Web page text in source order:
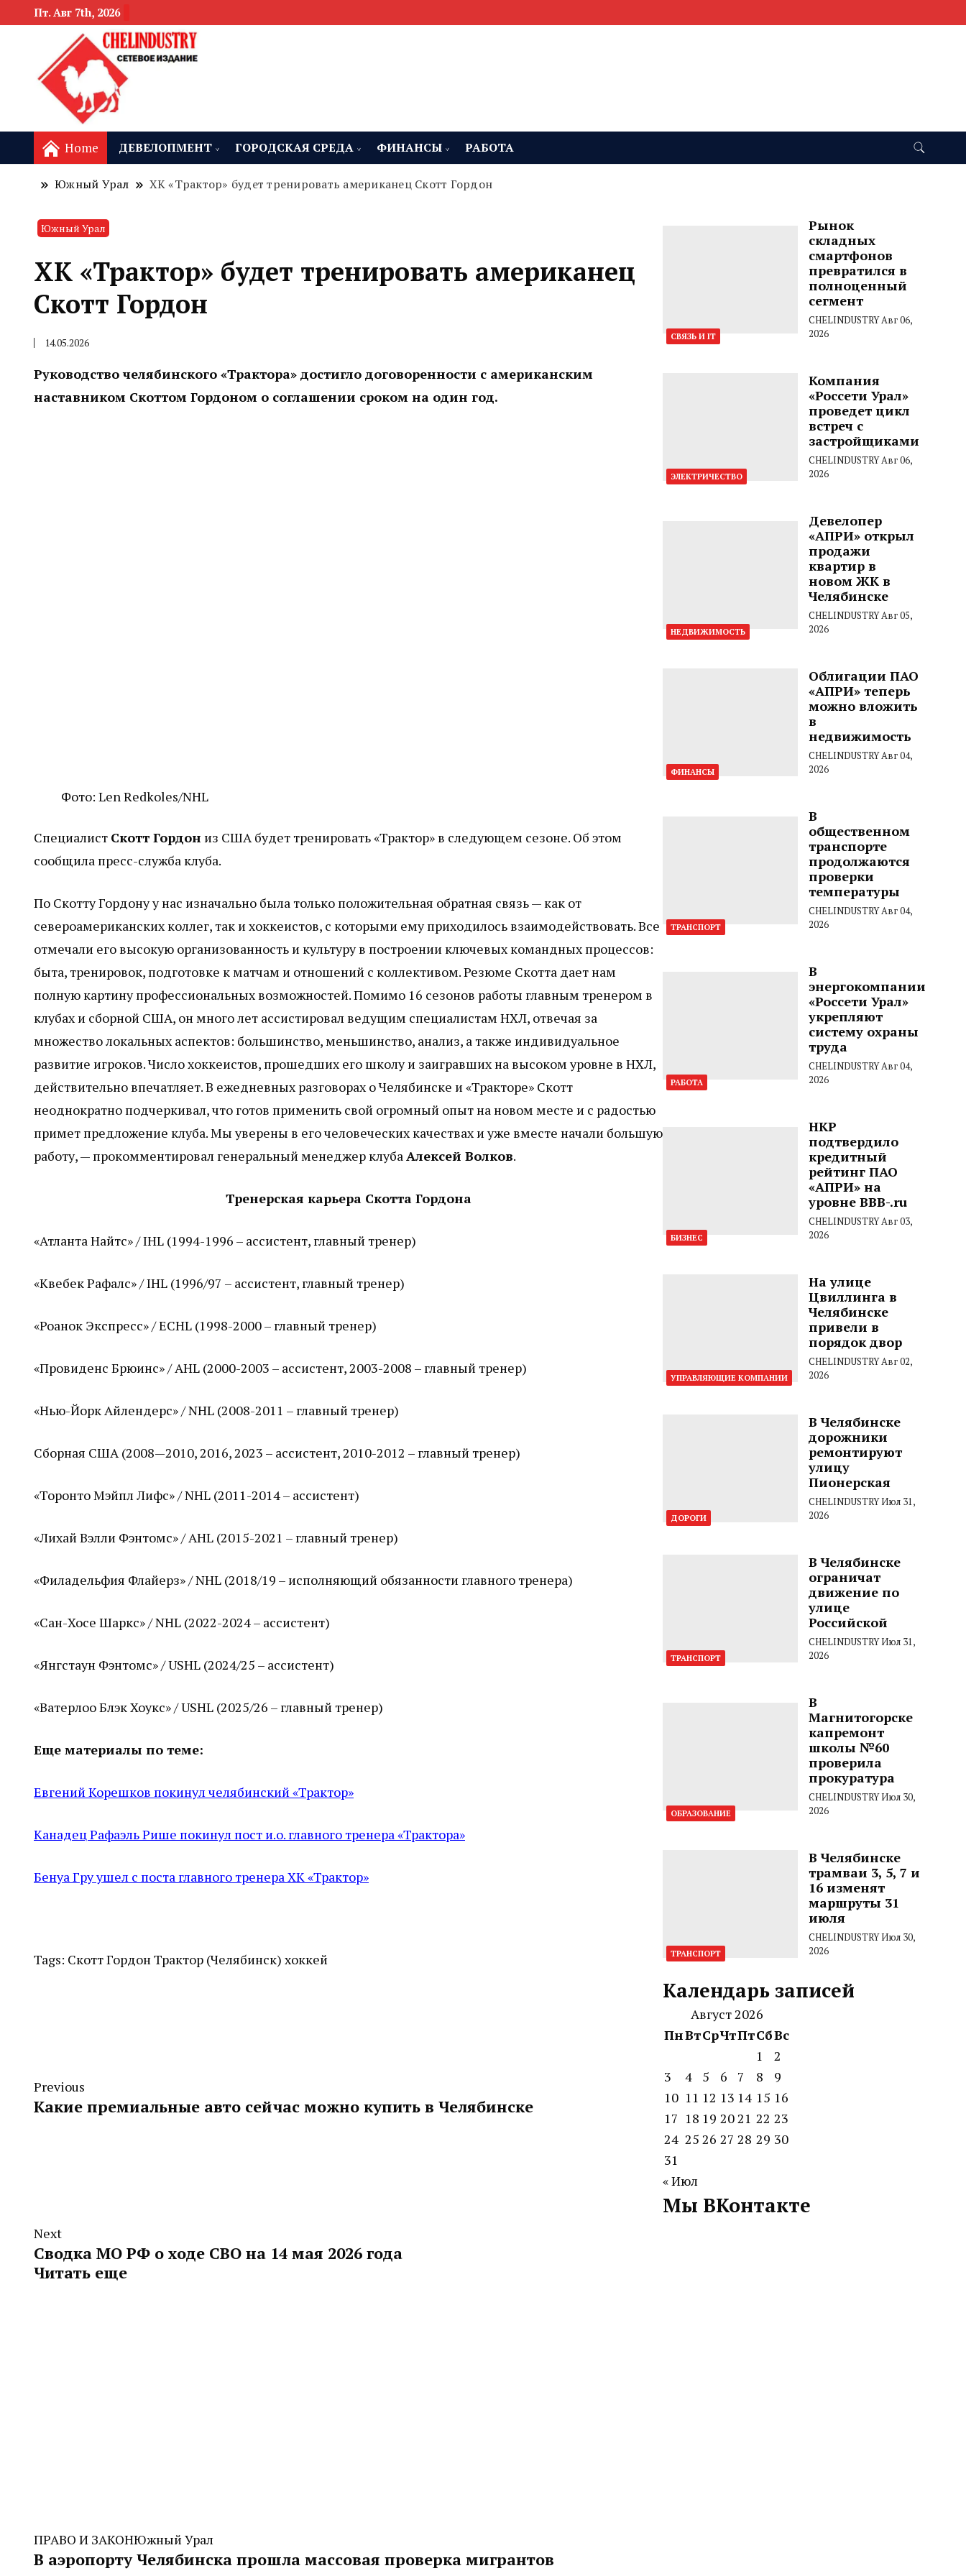
Пт. Авг 7th, 2026
Home ДЕВЕЛОПМЕНТ ГОРОДСКАЯ СРЕДА ФИНАНСЫ РАБОТА
Южный Урал ХК «Трактор» будет тренировать американец Скотт Гордон
Южный Урал
ХК «Трактор» будет тренировать американец
Скотт Гордон
14.05.2026
Руководство челябинского «Трактора» достигло договоренности с американским
наставником Скоттом Гордоном о соглашении сроком на один год.
Фото: Len Redkoles/NHL
Специалист Скотт Гордон из США будет тренировать «Трактор» в следующем сезоне. Об этом
сообщила пресс-служба клуба.
По Скотту Гордону у нас изначально была только положительная обратная связь — как от
североамериканских коллег, так и хоккеистов, с которыми ему приходилось взаимодействовать. Все
отмечали его высокую организованность и культуру в построении ключевых командных процессов:
быта, тренировок, подготовке к матчам и отношений с коллективом. Резюме Скотта дает нам
полную картину профессиональных возможностей. Помимо 16 сезонов работы главным тренером в
клубах и сборной США, он много лет ассистировал ведущим специалистам НХЛ, отвечая за
множество локальных аспектов: большинство, меньшинство, анализ, а также индивидуальное
развитие игроков. Число хоккеистов, прошедших его школу и заигравших на высоком уровне в НХЛ,
действительно впечатляет. В ежедневных разговорах о Челябинске и «Тракторе» Скотт
неоднократно подчеркивал, что готов применить свой огромный опыт на новом месте и с радостью
примет предложение клуба. Мы уверены в его человеческих качествах и уже вместе начали большую
работу, — прокомментировал генеральный менеджер клубаАлексей Волков.
Тренерская карьера Скотта Гордона
«Атланта Найтс» / IHL (1994-1996 – ассистент, главный тренер)
«Квебек Рафалс» / IHL (1996/97 – ассистент, главный тренер)
«Роанок Экспресс» / ECHL (1998-2000 – главный тренер)
«Провиденс Брюинс» / AHL (2000-2003 – ассистент, 2003-2008 – главный тренер)
«Нью-Йорк Айлендерс» / NHL (2008-2011 – главный тренер)
Сборная США (2008—2010, 2016, 2023 – ассистент, 2010-2012 – главный тренер)
«Торонто Мэйпл Лифс» / NHL (2011-2014 – ассистент)
«Лихай Вэлли Фэнтомс» / AHL (2015-2021 – главный тренер)
«Филадельфия Флайерз» / NHL (2018/19 – исполняющий обязанности главного тренера)
«Сан-Хосе Шаркс» / NHL (2022-2024 – ассистент)
«Янгстаун Фэнтомс» / USHL (2024/25 – ассистент)
«Ватерлоо Блэк Хоукс» / USHL (2025/26 – главный тренер)
Еще материалы по теме:
Евгений Корешков покинул челябинский «Трактор»
Канадец Рафаэль Рише покинул пост и.о. главного тренера «Трактора»
Бенуа Гру ушел с поста главного тренера ХК «Трактор»
Tags: Скотт Гордон Трактор (Челябинск) хоккей
Previous
Какие премиальные авто сейчас можно купить в Челябинске
Next
Сводка МО РФ о ходе СВО на 14 мая 2026 года
Читать еще
ПРАВО И ЗАКОНЮжный Урал
В аэропорту Челябинска прошла массовая проверка мигрантов
СВЯЗЬ И IT
Рынок
складных
смартфонов
превратился в
полноценный
сегмент
CHELINDUSTRYАвг 06,
2026
ЭЛЕКТРИЧЕСТВО
Компания
«Россети Урал»
проведет цикл
встреч с
застройщиками
CHELINDUSTRYАвг 06,
2026
НЕДВИЖИМОСТЬ
Девелопер
«АПРИ» открыл
продажи
квартир в
новом ЖК в
Челябинске
CHELINDUSTRYАвг 05,
2026
ФИНАНСЫ
Облигации ПАО
«АПРИ» теперь
можно вложить
в
недвижимость
CHELINDUSTRYАвг 04,
2026
ТРАНСПОРТ
В
общественном
транспорте
продолжаются
проверки
температуры
CHELINDUSTRYАвг 04,
2026
РАБОТА
В
энергокомпании
«Россети Урал»
укрепляют
систему охраны
труда
CHELINDUSTRYАвг 04,
2026
БИЗНЕС
НКР
подтвердило
кредитный
рейтинг ПАО
«АПРИ» на
уровне BBB-.ru
CHELINDUSTRYАвг 03,
2026
УПРАВЛЯЮЩИЕ КОМПАНИИ
На улице
Цвиллинга в
Челябинске
привели в
порядок двор
CHELINDUSTRYАвг 02,
2026
ДОРОГИ
В Челябинске
дорожники
ремонтируют
улицу
Пионерская
CHELINDUSTRYИюл 31,
2026
ТРАНСПОРТ
В Челябинске
ограничат
движение по
улице
Российской
CHELINDUSTRYИюл 31,
2026
ОБРАЗОВАНИЕ
В
Магнитогорске
капремонт
школы №60
проверила
прокуратура
CHELINDUSTRYИюл 30,
2026
ТРАНСПОРТ
В Челябинске
трамваи 3, 5, 7 и
16 изменят
маршруты 31
июля
CHELINDUSTRYИюл 30,
2026
Календарь записей
Август 2026
ПнВтСрЧтПтСбВс
1
2
3
4 5 6 7 8
9
10 11 12 13 14 15 16
17 18 19 2021 22 23
24 25 26 27 28 29 30
31
« Июл
Мы ВКонтакте